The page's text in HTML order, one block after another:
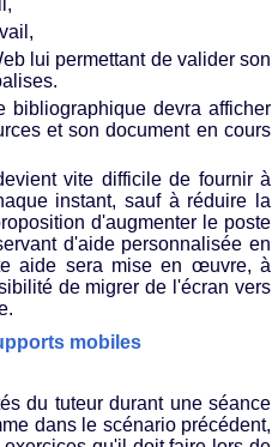
lui permettant de valider son
bibliographique devra afficher
et son document en cours
vite difficile de fournir à
instant, sauf à réduire la
d'augmenter le poste
d'aide personnalisée en
aide sera mise en œuvre, à
de migrer de l'écran vers
mobiles
du tuteur durant une séance
dans le scénario précédent,